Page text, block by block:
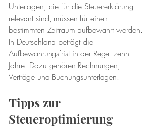
Unterlagen, die für die Steuererklärung
relevant sind, müssen für einen
bestimmten Zeitraum aufbewahrt werden.
In Deutschland beträgt die
Aufbewahrungsfrist in der Regel zehn
Jahre. Dazu gehören Rechnungen,
Verträge und Buchungsunterlagen.
Tipps zur
Steueroptimierung